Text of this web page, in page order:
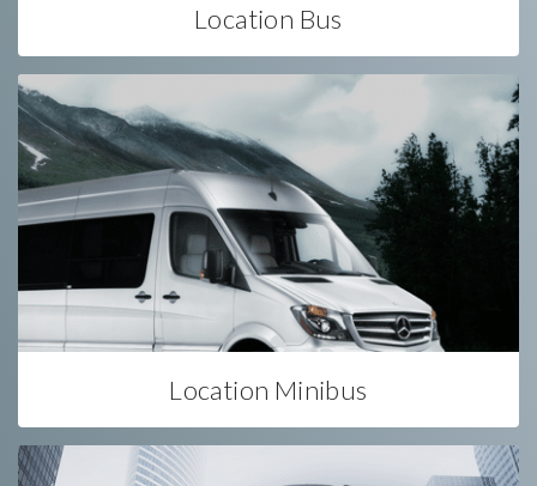
Location Bus
Location Minibus